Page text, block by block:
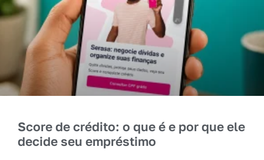
Score de crédito: o que é e por que ele
decide seu empréstimo